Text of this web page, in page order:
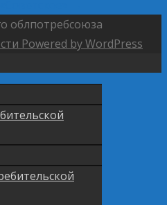
облпотребсоюза
Powered by WordPress